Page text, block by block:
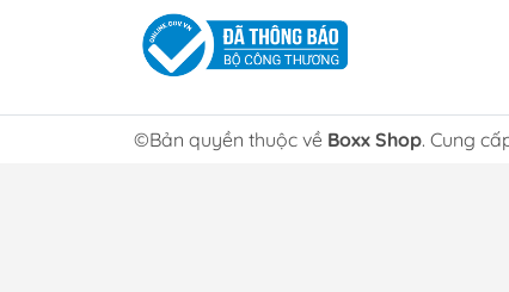
©Bản quyền thuộc về Boxx Shop. Cung